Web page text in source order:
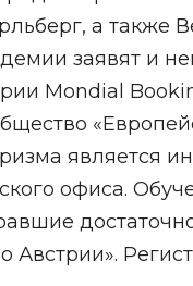
а также
заявят и
Mondial
является
офиса.